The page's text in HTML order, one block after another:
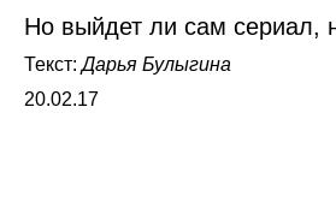
Но выйдет ли сам сериал,
Текст:Дарья Булыгина
20.02.17